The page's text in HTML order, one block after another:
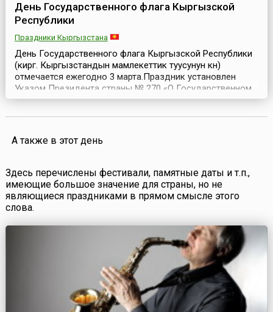
День Государственного флага Кыргызской
Республики
Праздники Кыргызстана
День Государственного флага Кыргызской Республики
(кирг. Кыргызстандын мамлекеттик туусунун күнү)
отмечается ежегодно 3 марта.Праздник установлен
Указом Президента страны № 270 «О Государственном
флаге Кыргызской Республики» от 10 июня 2009 года, в
государственным символам страны.Тогда же, по
инициативе мэр...
А также в этот день
Здесь перечислены фестивали, памятные даты и т.п.,
имеющие большое значение для страны, но не
являющиеся праздниками в прямом смысле этого
слова.